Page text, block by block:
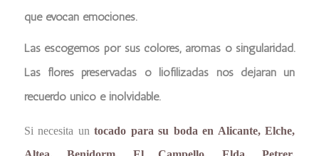
que evocan emociones.
Las escogemos por sus colores, aromas o singularidad.
Las flores preservadas o liofilizadas nos dejaran un
recuerdo único e inolvidable.
Si necesita untocado para su boda en Alicante, Elche,